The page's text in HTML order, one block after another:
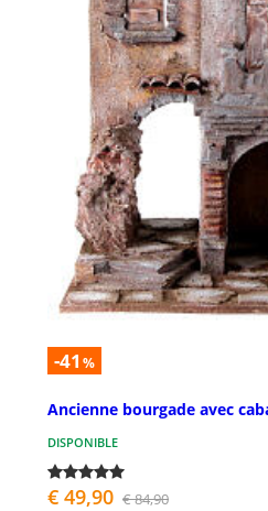
-41 %
Ancienne bourgade avec
DISPONIBLE
€ 49,90 € 84,90